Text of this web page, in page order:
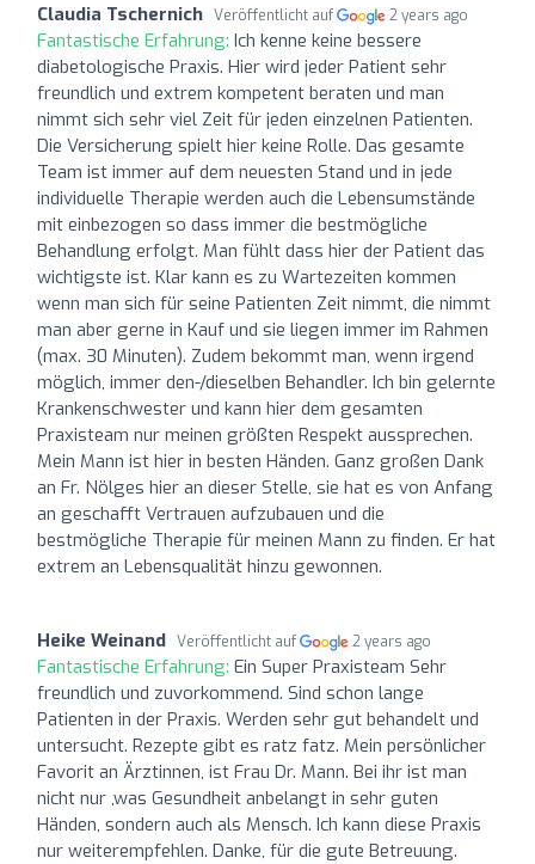
Claudia Tschernich Veröffentlicht auf 2 years ago
Fantastische Erfahrung: Ich kenne keine bessere
diabetologische Praxis. Hier wird jeder Patient sehr
freundlich und extrem kompetent beraten und man
nimmt sich sehr viel Zeit für jeden einzelnen Patienten.
Die Versicherung spielt hier keine Rolle. Das gesamte
Team ist immer auf dem neuesten Stand und in jede
individuelle Therapie werden auch die Lebensumstände
mit einbezogen so dass immer die bestmögliche
Behandlung erfolgt. Man fühlt dass hier der Patient das
wichtigste ist. Klar kann es zu Wartezeiten kommen
wenn man sich für seine Patienten Zeit nimmt, die nimmt
man aber gerne in Kauf und sie liegen immer im Rahmen
(max. 30 Minuten). Zudem bekommt man, wenn irgend
möglich, immer den-/dieselben Behandler. Ich bin gelernte
Krankenschwester und kann hier dem gesamten
Praxisteam nur meinen größten Respekt aussprechen.
Mein Mann ist hier in besten Händen. Ganz großen Dank
an Fr. Nölges hier an dieser Stelle, sie hat es von Anfang
an geschafft Vertrauen aufzubauen und die
bestmögliche Therapie für meinen Mann zu finden. Er hat
extrem an Lebensqualität hinzu gewonnen.
Heike Weinand Veröffentlicht auf 2 years ago
Fantastische Erfahrung: Ein Super Praxisteam Sehr
freundlich und zuvorkommend. Sind schon lange
Patienten in der Praxis. Werden sehr gut behandelt und
untersucht. Rezepte gibt es ratz fatz. Mein persönlicher
Favorit an Ärztinnen, ist Frau Dr. Mann. Bei ihr ist man
nicht nur ,was Gesundheit anbelangt in sehr guten
Händen, sondern auch als Mensch. Ich kann diese Praxis
nur weiterempfehlen. Danke, für die gute Betreuung.